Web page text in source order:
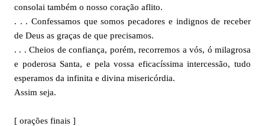
consolai também o nosso coração aflito.
. . . Confessamos que somos pecadores e indignos de receber
de Deus as graças de que precisamos.
. . . Cheios de confiança, porém, recorremos a vós, ó milagrosa
e poderosa Santa, e pela vossa eficacíssima intercessão, tudo
esperamos da infinita e divina misericórdia.
Assim seja.
[ orações finais ]